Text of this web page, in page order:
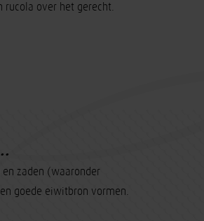
rucola over het gerecht.
en zaden (waaronder
goede eiwitbron vormen.